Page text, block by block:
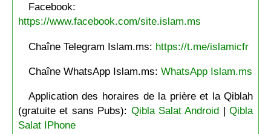
Facebook:
https://www.facebook.com/site.islam.ms
Chaîne Telegram Islam.ms: https://t.me/islamicfr
Chaîne WhatsApp Islam.ms: WhatsApp Islam.ms
Application des horaires de la prière et la Qiblah
(gratuite et sans Pubs): Qibla Salat Android |Qibla
Salat IPhone